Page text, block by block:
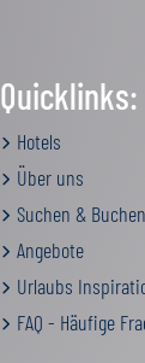
Quicklinks:
Hotels
Über uns
Suchen & Buchen
Angebote
Urlaubs
FAQ - Häufige